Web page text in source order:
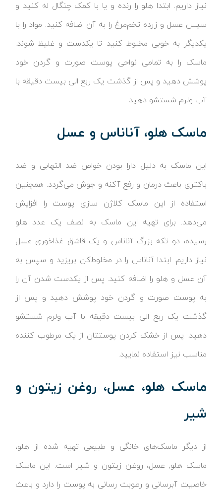
نیاز داریم. ابتدا هلو را رنده و یا با کمک چنگال له کنید و
سپس عسل و زرده تخم‌مرغ را به آن اضافه کنید. مواد را با
یکدیگر به خوبی مخلوط کنید تا یکدست و غلیظ شوند.
ماسک را به تمامی نواحی پوست صورت و گردن خود
پوشش دهید و پس از گذشت یک ربع الی بیست دقیقه با
آب ولرم شستشو دهید.
ماسک هلو، آناناس و عسل
این ماسک به دلیل دارا بودن خواص ضد التهابی و ضد
باکتری باعث درمان و رفع آکنه و جوش می‌گردد. همچنین
استفاده از این ماسک کلاژن سازی پوست را افزایش
می‌دهد. برای تهیه این ماسک به نصف یک عدد هلو
رسیده، دو تکه بزرگ آناناس و یک قاشق غذاخوری عسل
نیاز داریم. ابتدا آناناس را در مخلوط‌کن بریزید و سپس به
آن عسل و هلو را اضافه کنید. پس از یکدست شدن آن را
به پوست صورت و گردن خود پوشش دهید و پس از
گذشت یک ربع الی بیست دقیقه با آب ولرم شستشو
دهید. پس از خشک کردن پوستتان از یک مرطوب کننده
مناسب نیز استفاده نمایید.
ماسک هلو، عسل، روغن زیتون و
شیر
از دیگر ماسک‌های خانگی و طبیعی تهیه شده از هلو،
ماسک هلو, عسل، روغن زیتون و شیر است. این ماسک
خاصیت آبرسانی و رطوبت رسانی به پوست را دارد و باعث